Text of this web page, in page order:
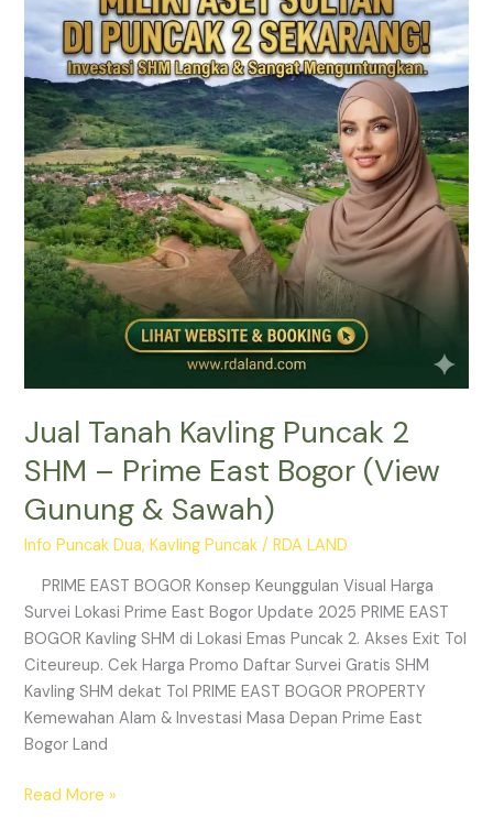
Jual Tanah Kavling Puncak 2
SHM – Prime East Bogor (View
Gunung & Sawah)
Info Puncak Dua,Kavling Puncak /RDA LAND
PRIME EAST BOGOR Konsep Keunggulan Visual Harga
Survei Lokasi Prime East Bogor Update 2025 PRIME EAST
BOGOR Kavling SHM di Lokasi Emas Puncak 2. Akses Exit Tol
Citeureup. Cek Harga Promo Daftar Survei Gratis SHM
Kavling SHM dekat Tol PRIME EAST BOGOR PROPERTY
Kemewahan Alam & Investasi Masa Depan Prime East
Bogor Land
Kavling
Puncak
SHM
–
Prime
East
Bogor
(View
Gunung
&
Sawah)
Read More »